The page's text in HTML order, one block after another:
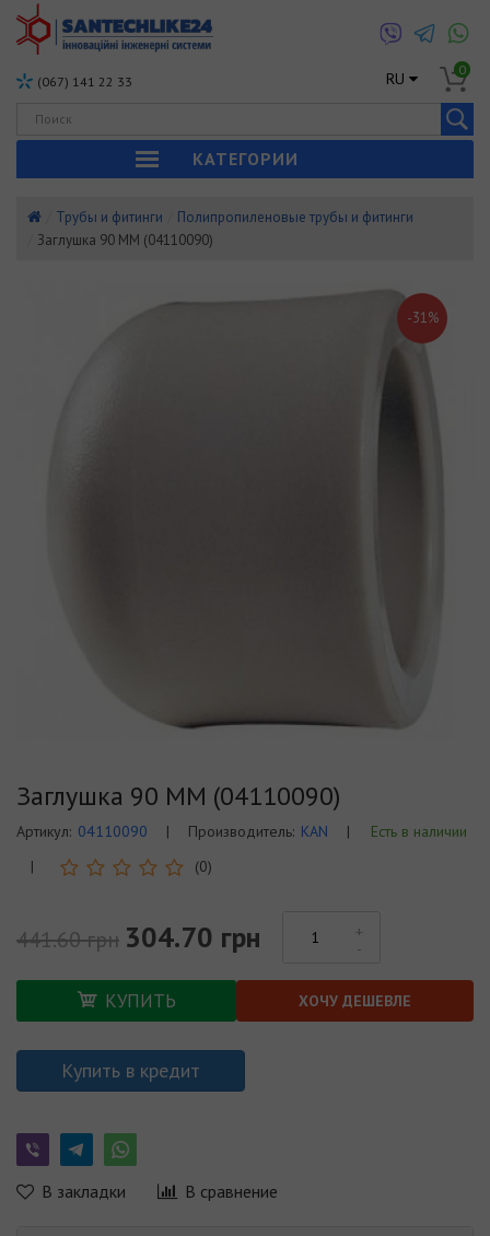
(067) 141 22 33 RU 0
КАТЕГОРИИ
Трубы и фитинги
Полипропиленовые трубы и фитинги
Заглушка 90 ММ (04110090)
-31%
Заглушка 90 ММ (04110090)
Артикул: 04110090 | Производитель: KAN |
Есть в наличии
|
(0)
441.60 грн 304.70 грн
КУПИТЬ ХОЧУ ДЕШЕВЛЕ
Купить в кредит
В закладки В сравнение